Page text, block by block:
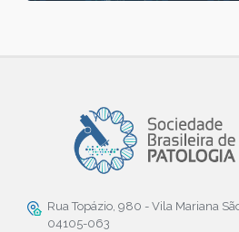
Rua Topázio, 980 - Vila Mariana
04105-063